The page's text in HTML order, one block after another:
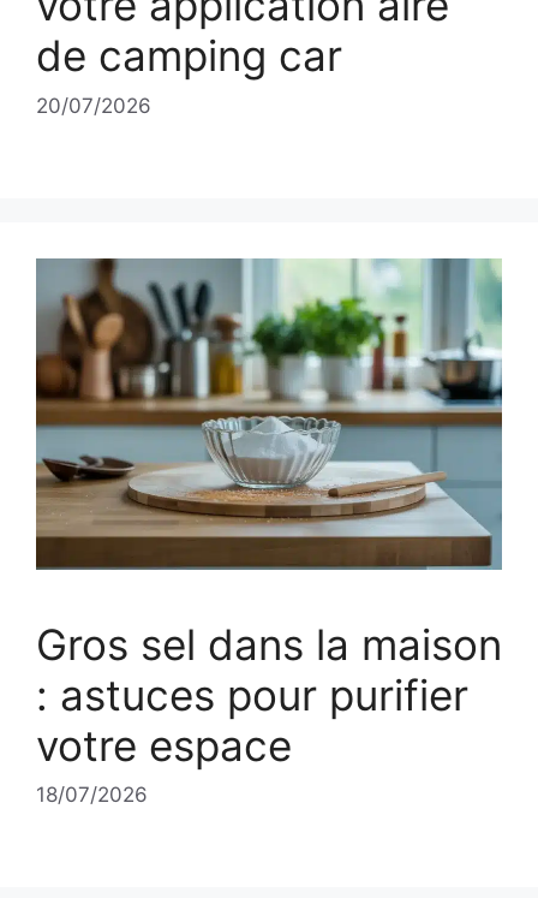
de camping car
20/07/2026
Gros sel dans la maison
: astuces pour purifier
votre espace
18/07/2026